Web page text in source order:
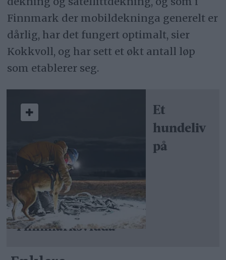
Finnmark der mobildekninga generelt er
dårlig, har det fungert optimalt, sier
Kokkvoll, og har sett et økt antall løp
som etablerer seg.
Et
hundeliv
på
Finnmarksvidda